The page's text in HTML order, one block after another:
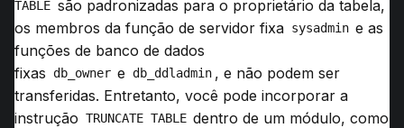
TABLE são padronizadas para o proprietário da tabela,
os membros da função de servidor fixa sysadmin e as
funções de banco de dados
fixas
db_owner e db_ddladmin , e não podem ser
transferidas. Entretanto, você pode incorporar a
instrução TRUNCATE TABLE dentro de um módulo, como